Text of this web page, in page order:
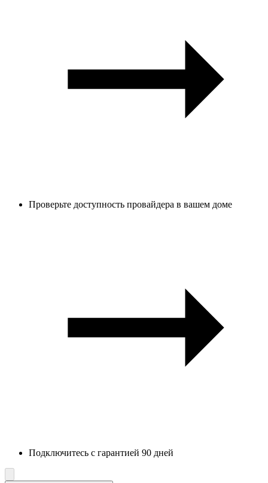
Проверьте доступность провайдера в вашем доме
Подключитесь с гарантией 90 дней